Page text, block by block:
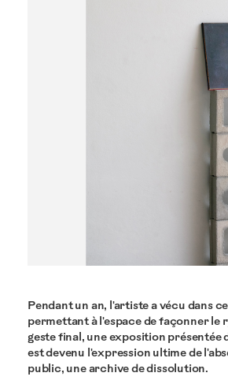
Pendant un an, l'artiste a vécu dans
permettant à l'espace de façonner le
geste final, une exposition présentée
est devenu l'expression ultime de
public, une archive de dissolution.